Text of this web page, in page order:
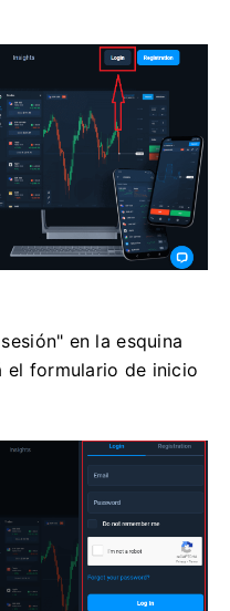
en la esquina
el formulario de inicio